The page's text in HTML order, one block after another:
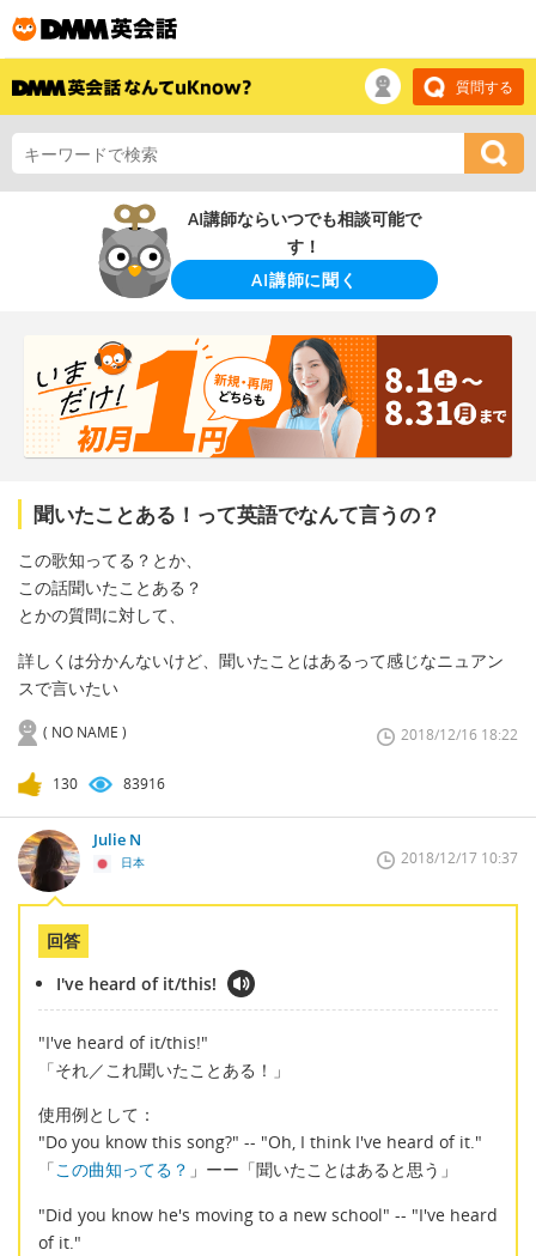
質問する
AI講師ならいつでも相談可能で
す！
AI講師に聞く
聞いたことある！って英語でなんて言うの？
この歌知ってる？とか、
この話聞いたことある？
とかの質問に対して、
詳しくは分かんないけど、聞いたことはあるって感じなニュアン
スで言いたい
( NO NAME ) 2018/12/16 18:22
130 83916
Julie N
日本 2018/12/17 10:37
回答
I've heard of it/this!
"I've heard of it/this!"
「それ／これ聞いたことある！」
使用例として：
"Do you know this song?" -- "Oh, I think I've heard of it."
「この曲知ってる？ 」ーー「聞いたことはあると思う」
"Did you know he's moving to a new school" -- "I've heard
of it."